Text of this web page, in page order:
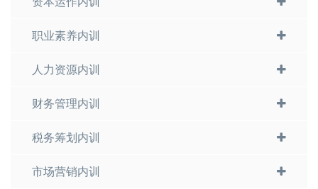
职业素养内训
人力资源内训
财务管理内训
税务筹划内训
市场营销内训